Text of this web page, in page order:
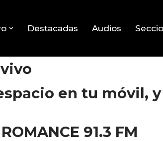
Destacadas Audios
en tu móvil,
ROMANCE 91.3 FM